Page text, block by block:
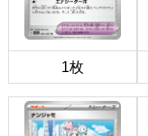
1枚